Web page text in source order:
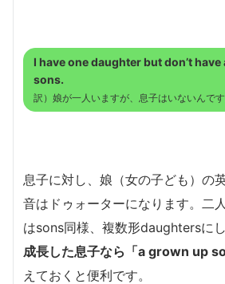
I have one daughter but don’t have
sons.
訳）娘が一人いますが、息子はいないんです
息子に対し、娘（女の子ども）の
音はドゥォーターになります。二
はsons同様、複数形daughtersにし
成長した息子なら「a grown up
えておくと便利です。